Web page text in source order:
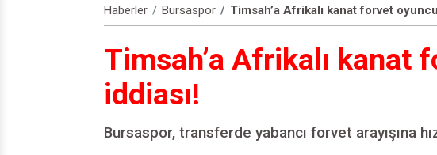
Haberler Bursaspor Timsah’a Afrikalı kanat forvet
Timsah’a Afrikalı kanat
iddiası!
Bursaspor, transferde yabancı forvet arayışına